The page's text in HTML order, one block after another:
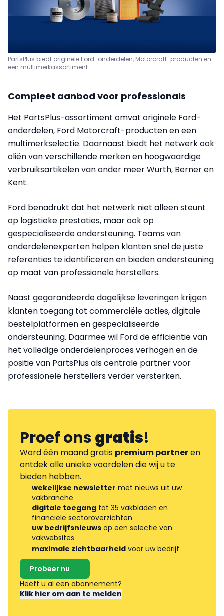
PartsPlus biedt originele Ford-onderdelen, Motorcraft-producten en
een multimerkassortiment
Compleet aanbod voor professionals
Het PartsPlus-assortiment omvat originele Ford-
onderdelen, Ford Motorcraft-producten en een
multimerkselectie. Daarnaast biedt het netwerk ook
oliën van verschillende merken en hoogwaardige
verbruiksartikelen van onder meer Wurth, Berner en
Kent.
Ford benadrukt dat het netwerk niet alleen steunt
op logistieke prestaties, maar ook op
gespecialiseerde ondersteuning. Teams van
onderdelenexperten helpen klanten snel de juiste
referenties te identificeren en bieden ondersteuning
op maat van professionele herstellers.
Naast gegarandeerde dagelijkse leveringen krijgen
klanten toegang tot commerciële acties, digitale
bestelplatformen en gespecialiseerde
ondersteuning. Daarmee wil Ford de efficiëntie van
het volledige onderdelenproces verhogen en de
positie van PartsPlus als centrale partner voor
professionele herstellers verder versterken.
Proef onsgratis!
Word één maand gratis premium partneren
ontdek alle unieke voordelen die wij u te
bieden hebben.
wekelijkse newsletter met nieuws uit uw
vakbranche
digitale toegang tot 35 vakbladen en
financiële sectoroverzichten
uw bedrijfsnieuws op een selectie van
vakwebsites
maximale zichtbaarheid voor uw bedrijf
Probeer nu
Heeft u al een abonnement?
Klik hier om aan te melden